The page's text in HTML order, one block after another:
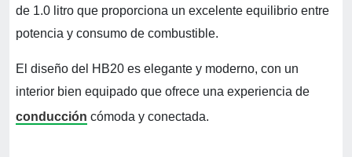
de 1.0 litro que proporciona un excelente equilibrio entre
potencia y consumo de combustible.
El diseño del HB20 es elegante y moderno, con un
interior bien equipado que ofrece una experiencia de
conducción cómoda y conectada.